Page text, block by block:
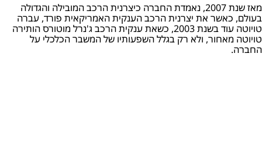
מאז שנת 2007, נאמדת החברה כיצרנית הרכב המובילה והגדולה
בעולם, כאשר את יצרנית הרכב הענקית האמריקאית פורד, עברה
טויוטה עוד בשנת 2003, כשאת ענקית הרכב ג'נרל מוטורס הותירה
טויוטה מאחור, ולא רק בגלל השפעותיו של המשבר הכלכלי על
החברה.